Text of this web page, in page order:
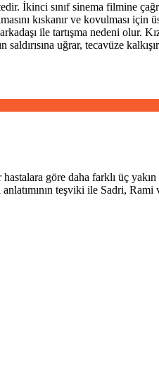
İkinci sınıf sinema filmine
kıskanır ve kovulması
ile tartışma nedeni olur.
uğrar, tecavüze
göre daha farklı üç yakın
teşviki ile Sadri,